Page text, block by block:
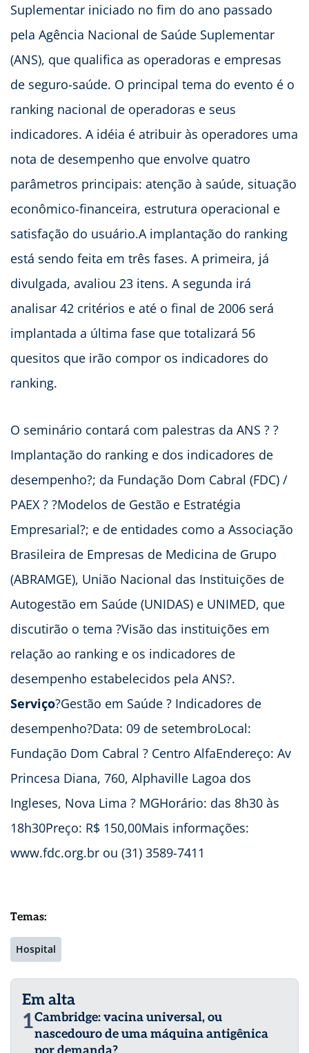
Suplementar iniciado no fim do ano passado
pela Agência Nacional de Saúde Suplementar
(ANS), que qualifica as operadoras e empresas
de seguro-saúde. O principal tema do evento é o
ranking nacional de operadoras e seus
indicadores. A idéia é atribuir às operadores uma
nota de desempenho que envolve quatro
parâmetros principais: atenção à saúde, situação
econômico-financeira, estrutura operacional e
satisfação do usuário.A implantação do ranking
está sendo feita em três fases. A primeira, já
divulgada, avaliou 23 itens. A segunda irá
analisar 42 critérios e até o final de 2006 será
implantada a última fase que totalizará 56
quesitos que irão compor os indicadores do
ranking.
O seminário contará com palestras da ANS ? ?
Implantação do ranking e dos indicadores de
desempenho?; da Fundação Dom Cabral (FDC) /
PAEX ? ?Modelos de Gestão e Estratégia
Empresarial?; e de entidades como a Associação
Brasileira de Empresas de Medicina de Grupo
(ABRAMGE), União Nacional das Instituições de
Autogestão em Saúde (UNIDAS) e UNIMED, que
discutirão o tema ?Visão das instituições em
relação ao ranking e os indicadores de
desempenho estabelecidos pela ANS?.
Serviço?Gestão em Saúde ? Indicadores de
desempenho?Data: 09 de setembroLocal:
Fundação Dom Cabral ? Centro AlfaEndereço: Av
Princesa Diana, 760, Alphaville Lagoa dos
Ingleses, Nova Lima ? MGHorário: das 8h30 às
18h30Preço: R$ 150,00Mais informações:
www.fdc.org.br ou (31) 3589-7411
Temas:
Hospital
Em alta
1Cambridge: vacina universal, ou
nascedouro de uma máquina antigênica